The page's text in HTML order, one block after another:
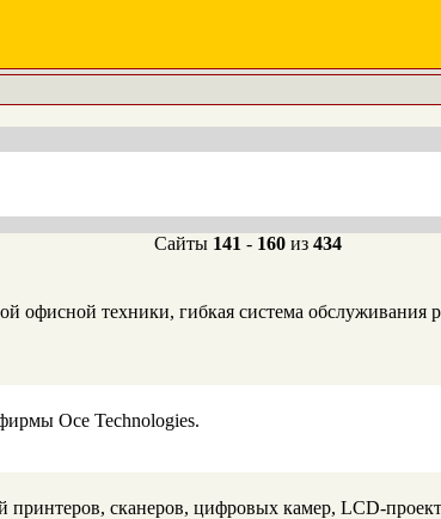
Сайты 141 - 160из 434
офисной техники, гибкая система
Oce Technologies.
сканеров, цифровых камер, LCD-